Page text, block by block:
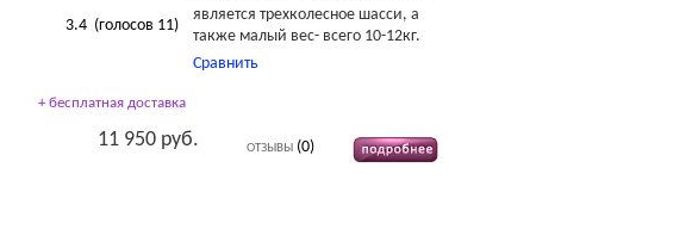
3.4(голосов 11)
является трехколесное шасси, а
также малый вес- всего 10-12кг.
Сравнить
+ бесплатная доставка
11 950 руб. ОТЗЫВЫ(0)